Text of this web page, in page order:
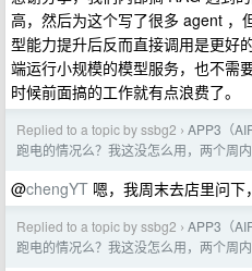
高，然后为这个写了很多 agent ，
型能力提升后反而直接调用是更好
端运行小规模的模型服务，也不需
时候前面搞的工作就有点浪费了。
Replied to a topic by ssbg2 › APP3（
跑电的情况么？我这没怎么用，两个周
@chengYT 嗯，我周末去店里问
Replied to a topic by ssbg2 › APP3（
跑电的情况么？我这没怎么用，两个周